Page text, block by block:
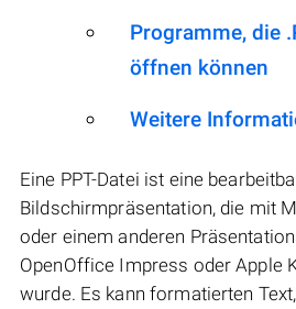
Programme, die
öffnen können
Weitere
Eine PPT-Datei ist eine
Bildschirmpräsentation, die mit
oder einem anderen
OpenOffice Impress oder Apple
wurde. Es kann formatierten